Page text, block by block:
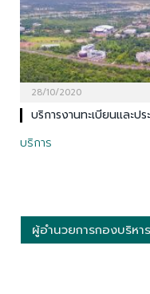
28/10/2020
บริการงานทะเบียนและป
บริการ
ผู้อำนวยการกองบริหา